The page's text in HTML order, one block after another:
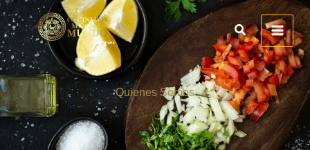
Ir
al
contenido
Quienes Somos